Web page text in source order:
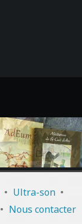
• Ultra-son •
• Nous contacter